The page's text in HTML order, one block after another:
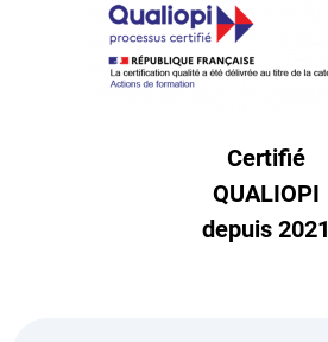
Certifié
QUALIOPI
depuis 2021